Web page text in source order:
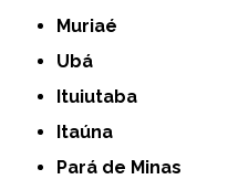
Muriaé
Ubá
Ituiutaba
Itaúna
Pará de Minas